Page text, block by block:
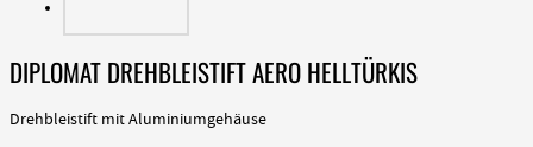
DIPLOMAT DREHBLEISTIFT AERO HELLTÜRKIS
Drehbleistift mit Aluminiumgehäuse